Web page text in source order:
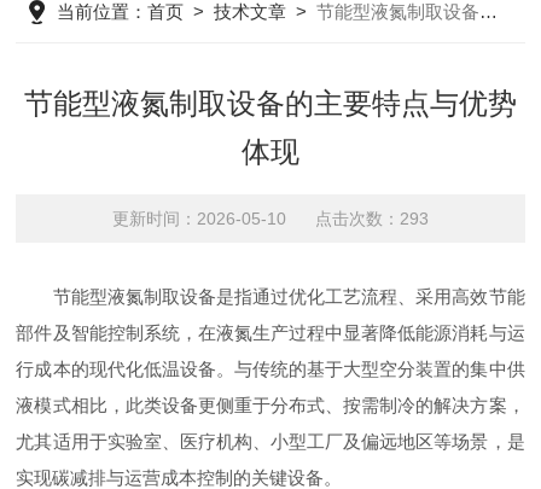
当前位置：首页 >技术文章 >节能型液氮制取设备的主要特点与优势体现
节能型液氮制取设备的主要特点与优势
体现
更新时间：2026-05-10 点击次数：293
节能型液氮制取设备是指通过优化工艺流程、采用高效节能
部件及智能控制系统，在液氮生产过程中显著降低能源消耗与运
行成本的现代化低温设备。与传统的基于大型空分装置的集中供
液模式相比，此类设备更侧重于分布式、按需制冷的解决方案，
尤其适用于实验室、医疗机构、小型工厂及偏远地区等场景，是
实现碳减排与运营成本控制的关键设备。